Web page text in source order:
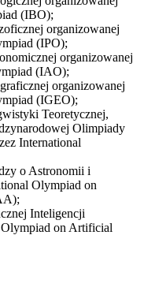
(IBO);
organizowanej
(IPO);
organizowanej
(IAO);
organizowanej
(IGEO);
Teoretycznej,
Olimpiady
International
o Astronomii i
Olympiad on
Inteligencji
on Artificial